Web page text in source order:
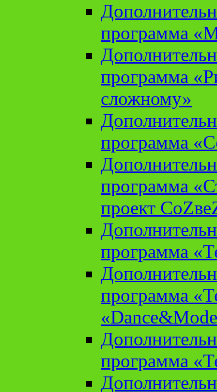
программа
программа
сложному»
программа
программа
проект
программа
программа
программа